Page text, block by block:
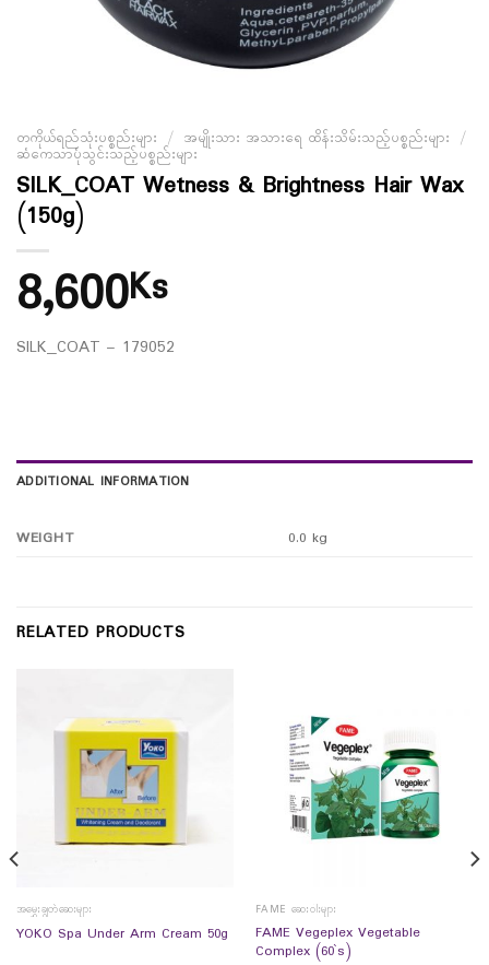
တကိုယ်ရည်သုံးပစ္စည်းများ / အမျိုးသား အသားရေ ထိန်းသိမ်းသည့်ပစ္စည်းများ /
ဆံကေသာပုံသွင်းသည့်ပစ္စည်းများ
SILK_COAT Wetness & Brightness Hair Wax
(150g)
8,600Ks
SILK_COAT – 179052
ADDITIONAL INFORMATION
WEIGHT 0.0 kg
RELATED PRODUCTS
အမွှေးချွတ်ဆေးများ
YOKO Spa Under Arm Cream 50g
FAME ဆေးဝါးများ
FAME Vegeplex Vegetable
Complex (60`s)